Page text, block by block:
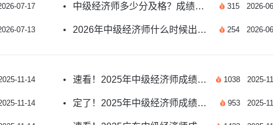
07-17
07-13
中级经济师多少分及格？成绩怎么查？ 315 2026-
2026年中级经济师什么时候出成绩？速看详情 254 2026-
11-14
11-14
速看！2025年中级经济师成绩公布时间指南 1038 2025-
定了！2025年中级经济师成绩发布时间官方指南 953 2025-